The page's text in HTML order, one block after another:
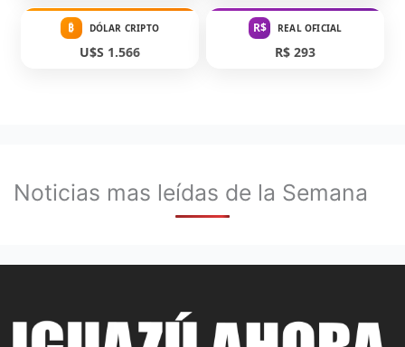
₿ DÓLAR CRIPTO
U$S 1.566
R$ REAL OFICIAL
R$ 293
Noticias mas leídas de la Semana